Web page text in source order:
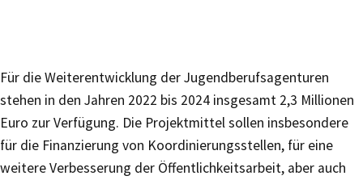
Für die Weiterentwicklung der Jugendberufsagenturen
stehen in den Jahren 2022 bis 2024 insgesamt 2,3 Millionen
Euro zur Verfügung. Die Projektmittel sollen insbesondere
für die Finanzierung von Koordinierungsstellen, für eine
weitere Verbesserung der Öffentlichkeitsarbeit, aber auch